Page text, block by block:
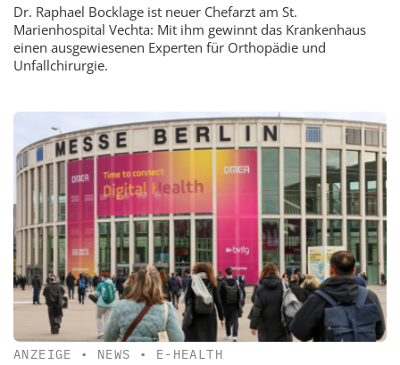
Dr. Raphael Bocklage ist neuer Chefarzt am St.
Marienhospital Vechta: Mit ihm gewinnt das Krankenhaus
einen ausgewiesenen Experten für Orthopädie und
Unfallchirurgie.
ANZEIGE • NEWS • E-HEALTH